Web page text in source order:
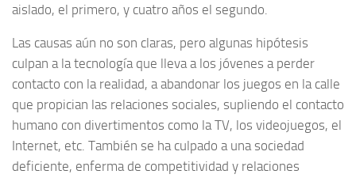
aislado, el primero, y cuatro años el segundo.
Las causas aún no son claras, pero algunas hipótesis
culpan a la tecnología que lleva a los jóvenes a perder
contacto con la realidad, a abandonar los juegos en la calle
que propician las relaciones sociales, supliendo el contacto
humano con divertimentos como la TV, los videojuegos, el
Internet, etc. También se ha culpado a una sociedad
deficiente, enferma de competitividad y relaciones